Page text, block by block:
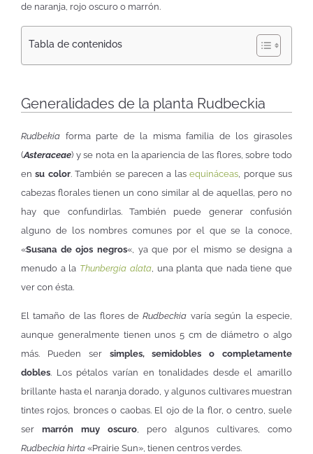
de naranja, rojo oscuro o marrón.
Tabla de contenidos
Generalidades de la planta Rudbeckia
Rudbekia forma parte de la misma familia de los girasoles
(Asteraceae) y se nota en la apariencia de las flores, sobre todo
ensu color. También se parecen a lasequináceas, porque sus
cabezas florales tienen un cono similar al de aquellas, pero no
hay que confundirlas. También puede generar confusión
alguno de los nombres comunes por el que se la conoce,
«Susana de ojos negros«, ya que por el mismo se designa a
menudo a la Thunbergia alata, una planta que nada tiene que
ver con ésta.
El tamaño de las flores deRudbeckia varía según la especie,
aunque generalmente tienen unos 5 cm de diámetro o algo
más. Pueden ser simples, semidobles o completamente
dobles. Los pétalos varían en tonalidades desde el amarillo
brillante hasta el naranja dorado, y algunos cultivares muestran
tintes rojos, bronces o caobas. El ojo de la flor, o centro, suele
ser marrón muy oscuro, pero algunos cultivares, como
Rudbeckia hirta «Prairie Sun», tienen centros verdes.